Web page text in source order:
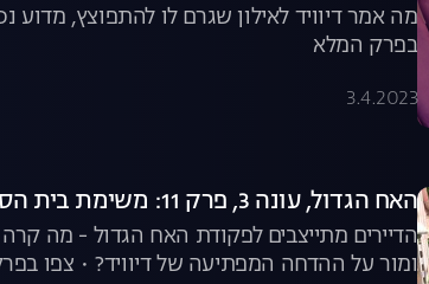
מה אמר דיוויד לאילון שגרם לו להתפוצץ,
בפרק המלא
3.4.2023
האח הגדול, עונה 3, פרק 11: משימת בית הספר לשוטרים
הדיירים מתייצבים לפקודת האח הגדול - מה
ומור על ההדחה המפתיעה של דיוויד? • צפו